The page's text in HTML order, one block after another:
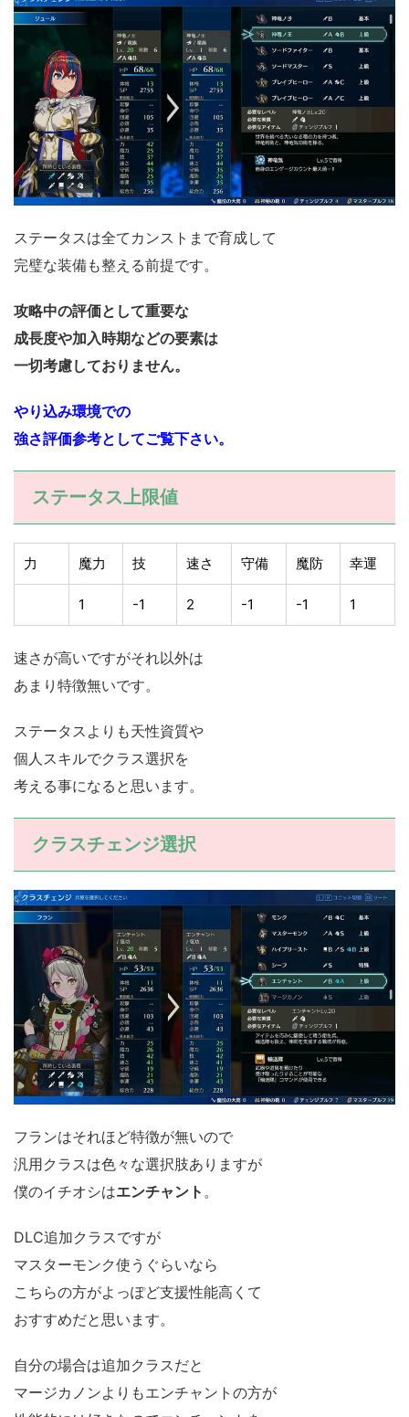
ステータスは全てカンストまで育成して
完璧な装備も整える前提です。
攻略中の評価として重要な
成長度や加入時期などの要素は
一切考慮しておりません。
やり込み環境での
強さ評価参考としてご覧下さい。
ステータス上限値
力 魔力 技 速さ 守備 魔防 幸運
1 -1 2 -1 -1 1
速さが高いですがそれ以外は
あまり特徴無いです。
ステータスよりも天性資質や
個人スキルでクラス選択を
考える事になると思います。
クラスチェンジ選択
フランはそれほど特徴が無いので
汎用クラスは色々な選択肢ありますが
僕のイチオシはエンチャント 。
DLC追加クラスですが
マスターモンク使うぐらいなら
こちらの方がよっぽど支援性能高くて
おすすめだと思います。
自分の場合は追加クラスだと
マージカノンよりもエンチャントの方が